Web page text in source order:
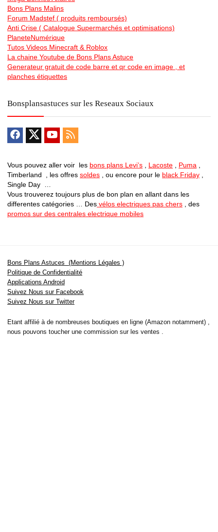
Bons Plans Malins
Forum Madstef ( produits remboursés)
Anti Crise ( Catalogue Supermarchés et optimisations)
PlaneteNumérique
Tutos Videos Minecraft & Roblox
La chaine Youtube de Bons Plans Astuce
Generateur gratuit de code barre et qr code en image , et
planches étiquettes
Bonsplansastuces sur les Reseaux Sociaux
Vous pouvez aller voir les bons plans Levi’s Lacoste Puma
Timberland , les offres soldes , ou encore pour le black Friday
Single Day …
Vous trouverez toujours plus de bon plan en allant dans les
differentes catégories … Des vélos electriques pas chers , des
promos sur des centrales electrique mobiles
Bons Plans Astuces (Mentions Légales )
Politique de Confidentialité
Applications Android
Suivez Nous sur Facebook
Suivez Nous sur Twitter
Etant affilié à de nombreuses boutiques en ligne (Amazon notamment) ,
nous pouvons toucher une commission sur les ventes .